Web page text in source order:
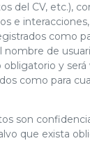
del CV, etc.),
e
como
nombre de
y será
como para
son
que exista